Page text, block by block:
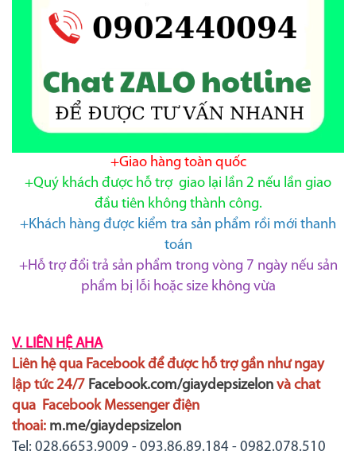
+Giao hàng toàn quốc
+Quý khách được hỗ trợ giao lại lần 2 nếu lần giao
đầu tiên không thành công.
+Khách hàng được kiểm tra sản phẩm rồi mới thanh
toán
+Hỗ trợ đổi trả sản phẩm trong vòng 7 ngày nếu sản
phẩm bị lỗi hoặc size không vừa
V. LIÊN HỆ AHA
Liên hệ qua Facebook để được hỗ trợ gần như ngay
lập tức 24/7 Facebook.com/giaydepsizelon và chat
qua Facebook Messenger điện
thoai: m.me/giaydepsizelon
Tel: 028.6653.9009 - 093.86.89.184 - 0982.078.510